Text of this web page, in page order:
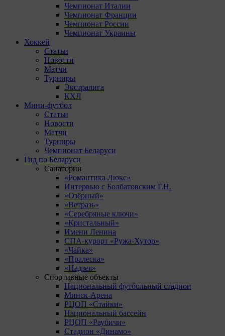
Чемпионат Италии
Чемпионат Франции
Чемпионат России
Чемпионат Украины
Хоккей
Статьи
Новости
Матчи
Турниры
Экстралига
КХЛ
Мини-футбол
Статьи
Новости
Матчи
Турниры
Чемпионат Беларуси
Гид по Беларуси
Санатории
«Романтика Люкс»
Интервью с Болбатовским Г.Н.
«Озёрный»
«Ветразь»
«Серебряные ключи»
«Кристальный»
Имени Ленина
СПА-курорт «Ружа-Хутор»
«Чайка»
«Пралеска»
«Надзея»
Спортивные объекты
Национальный футбольный стадион
Минск-Арена
РЦОП «Стайки»
Национальный бассейн
РЦОП «Раубичи»
Стадион «Динамо»